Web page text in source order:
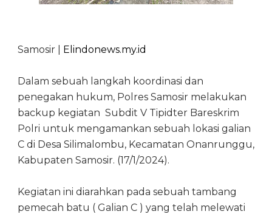
Samosir | Elindonews.my.id
Dalam sebuah langkah koordinasi dan
penegakan hukum, Polres Samosir melakukan
backup kegiatan Subdit V Tipidter Bareskrim
Polri untuk mengamankan sebuah lokasi galian
C di Desa Silimalombu, Kecamatan Onanrunggu,
Kabupaten Samosir. (17/1/2024).
Kegiatan ini diarahkan pada sebuah tambang
pemecah batu ( Galian C ) yang telah melewati